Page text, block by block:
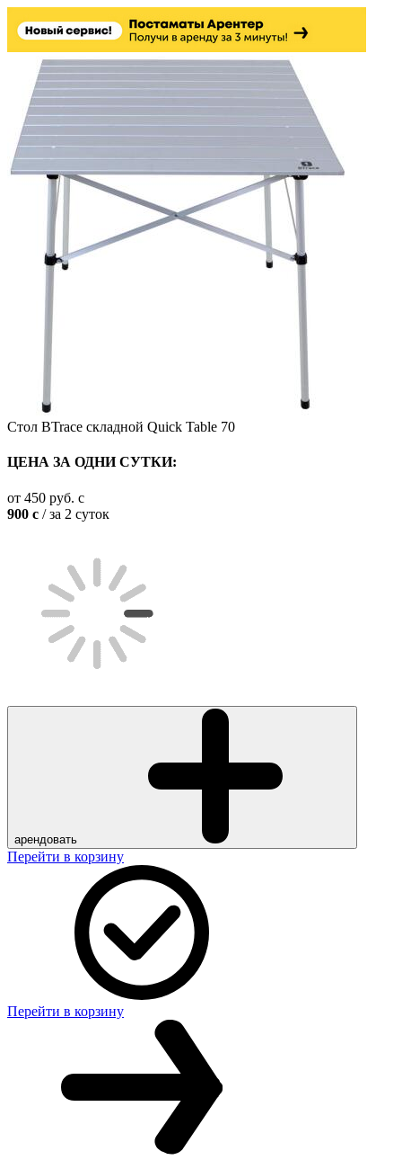
Стол BTrace складной Quick Table 70
ЦЕНА ЗА ОДНИ СУТКИ:
от 450 руб. c
900 c / за 2 суток
арендовать
Перейти в корзину
Перейти в корзину